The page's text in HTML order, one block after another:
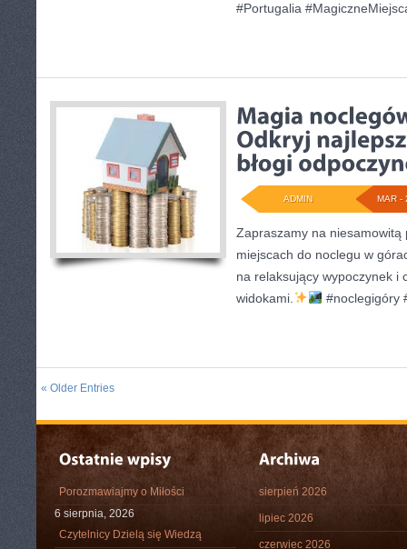
#Portugalia
MAR -
ADMIN
Zapraszamy na niesamowitą
miejscach do noclegu w
na relaksujący wypoczynek i
widokami.
#noclegigóry
« Older Entries
Porozmawiajmy o Miłości
6 sierpnia, 2026
Czytelnicy Dzielą się Wiedzą
sierpień 2026
lipiec 2026
czerwiec 2026